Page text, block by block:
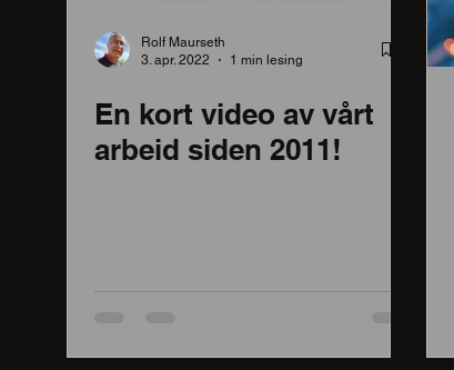
Rolf Maurseth
3. apr. 2022
1 min lesing
En kort video av vårt
arbeid siden 2011!